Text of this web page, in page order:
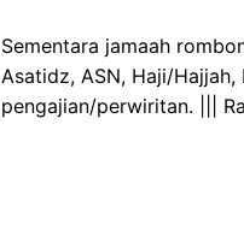
Sementara jamaah
Asatidz, ASN, Haji/
pengajian/perwiritan. |||